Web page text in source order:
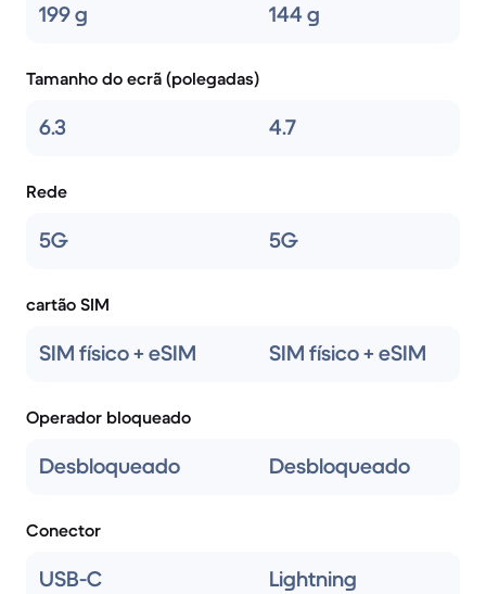
199 g 144 g
Tamanho do ecrã (polegadas)
6.3 4.7
Rede
5G 5G
cartão SIM
SIM físico + eSIM SIM físico + eSIM
Operador bloqueado
Desbloqueado Desbloqueado
Conector
USB-C Lightning